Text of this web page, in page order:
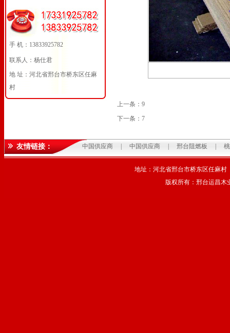
手 机：13833925782
联系人：杨仕君
地 址：河北省邢台市桥东区任麻
村
上一条： 9
下一条： 7
友情链接： 中国供应商 中国供应商 邢台阻燃板
地址：河北省邢台市桥东区任
版权所有：邢台运